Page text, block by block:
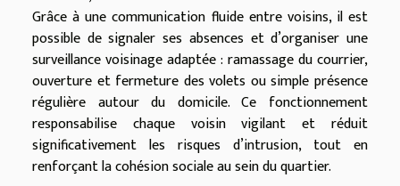
Grâce à une communication fluide entre voisins, il est
possible de signaler ses absences et d’organiser une
surveillance voisinage adaptée : ramassage du courrier,
ouverture et fermeture des volets ou simple présence
régulière autour du domicile. Ce fonctionnement
responsabilise chaque voisin vigilant et réduit
significativement les risques d’intrusion, tout en
renforçant la cohésion sociale au sein du quartier.